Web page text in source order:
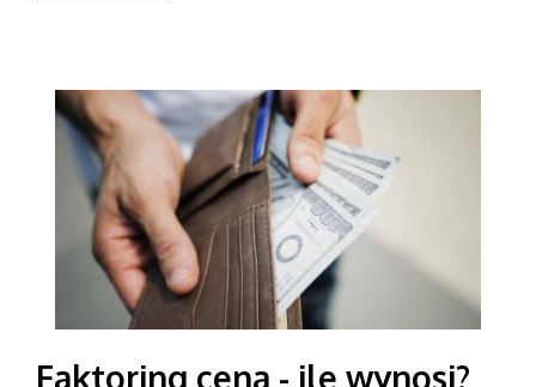
Faktoring cena - ile wynosi?